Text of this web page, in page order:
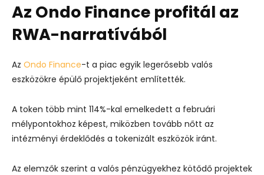
Az Ondo Finance profitál az
RWA-narratívából
Az Ondo Finance-t a piac egyik legerősebb valós
eszközökre épülő projektjeként említették.
A token több mint 114%-kal emelkedett a februári
mélypontokhoz képest, miközben tovább nőtt az
intézményi érdeklődés a tokenizált eszközök iránt.
Az elemzők szerint a valós pénzügyekhez kötődő projektek